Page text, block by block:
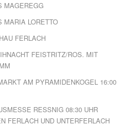
MAGEREGG
MARIA LORETTO
FERLACH
FEISTRITZ/ROS. MIT
AM PYRAMIDENKOGEL 16:00
RESSNIG 08:30 UHR J
UND UNTERFERLACH